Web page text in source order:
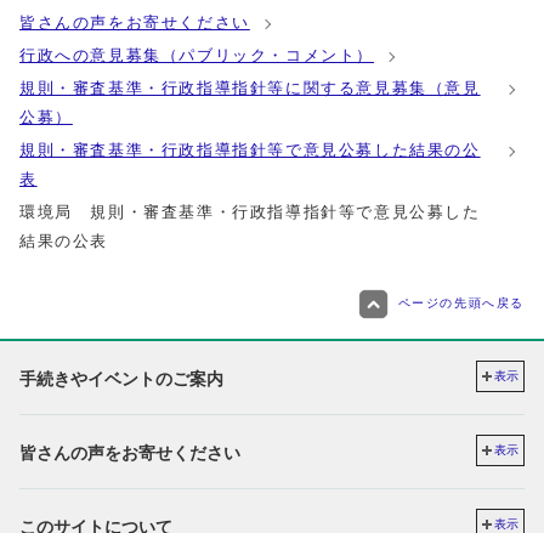
皆さんの声をお寄せください
行政への意見募集（パブリック・コメント）
規則・審査基準・行政指導指針等に関する意見募集（意見
公募）
規則・審査基準・行政指導指針等で意見公募した結果の公
表
環境局 規則・審査基準・行政指導指針等で意見公募した
結果の公表
ページの先頭へ戻る
手続きやイベントのご案内 表示
皆さんの声をお寄せください 表示
このサイトについて 表示